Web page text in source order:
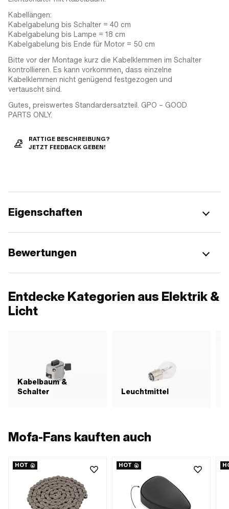
Kabellängen:
Kabelgabelung bis Schalter = 40 cm
Kabelgabelung bis Lampe = 18 cm
Kabelgabelung bis Ende für Motor = 50 cm
Bitte vor der Montage kurz die Kabelklemmen im Schalter
kontrollieren. Es kann vorkommen, dass einzelne
Kabelklemmen nicht genügend festgezogen und
vertauscht sind.
Gutes, preiswertes Standardersatzteil. GPO – GOOD
PARTS ONLY.
RATTIGE BESCHREIBUNG?
JETZT FEEDBACK GEBEN!
Eigenschaften
Bewertungen
Entdecke Kategorien aus Elektrik &
Licht
Kabelbaum &
Schalter
Leuchtmittel
Mofa-Fans kauften auch
HOT HOT